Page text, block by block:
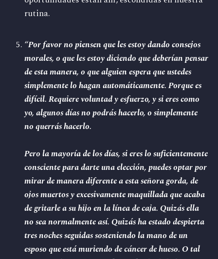
rutina.
“Por favor no piensen que les estoy dando consejos
morales, o que les estoy diciendo que deberían pensar
de esta manera, o que alguien espera que ustedes
simplemente lo hagan automáticamente. Porque es
difícil. Requiere voluntad y esfuerzo, y si eres como
yo, algunos días no podrás hacerlo, o simplemente
no querrás hacerlo.
Pero la mayoría de los días, si eres lo suficientemente
consciente para darte una elección, puedes optar por
mirar de manera diferente a esta señora gorda, de
ojos muertos y excesivamente maquillada que acaba
de gritarle a su hijo en la línea de caja. Quizás ella
no sea normalmente así. Quizás ha estado despierta
tres noches seguidas sosteniendo la mano de un
esposo que está muriendo de cáncer de hueso. O tal